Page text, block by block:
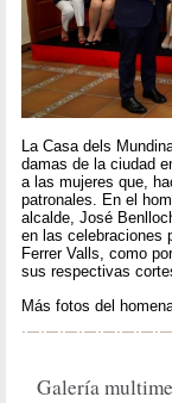
La Casa dels
damas de la ciudad
a las mujeres que,
patronales. En el
alcalde, José
en las celebraciones
Ferrer Valls, como
sus respectivas
Más fotos del
Galería